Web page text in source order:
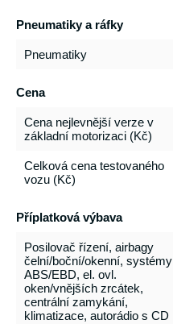
Pneumatiky a ráfky
Pneumatiky
Cena
Cena nejlevnější verze v
základní motorizaci (Kč)
Celková cena testovaného
vozu (Kč)
Příplatková výbava
Posilovač řízení, airbagy
čelní/boční/okenní, systémy
ABS/EBD, el. ovl.
oken/vnějších zrcátek,
centrální zamykání,
klimatizace, autorádio s CD